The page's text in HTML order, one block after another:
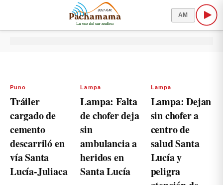
AM
Puno
Tráiler
cargado de
cemento
descarriló en
vía Santa
Lucía-Juliaca
Lampa
Lampa: Falta
de chofer deja
sin
ambulancia a
heridos en
Santa Lucía
Lampa
Lampa: Dejan
sin chofer a
centro de
salud Santa
Lucía y
peligra